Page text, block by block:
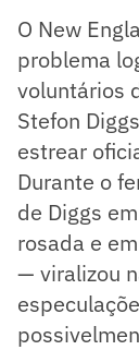
O New
problema
voluntários
Stefon
estrear
Durante o
de Diggs
rosada e
— viralizou